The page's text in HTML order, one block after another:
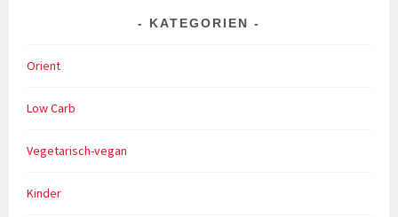
KATEGORIEN
Orient
Low Carb
Vegetarisch-vegan
Kinder